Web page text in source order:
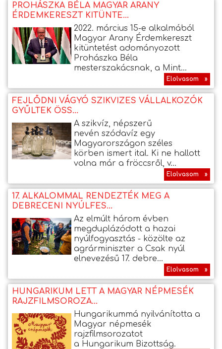
PROHÁSZKA BÉLA MAGYAR ARANY
ÉRDEMKERESZT KITÜNTE...
2022. március 15-e alkalmából
Magyar Arany Érdemkereszt
kitüntetést adományozott
Prohászka Béla
mesterszakácsnak, a Mint...
Elolvasom »
FEJLŐDNI VÁGYÓ SZIKVIZES VÁLLALKOZÓK
GYŰLTEK ÖSS...
A szikvíz, népszerű
nevén szódavíz egy
Magyarországon széles
körben ismert ital. Ki ne hallott
volna már a fröccsről, v...
Elolvasom »
17. ALKALOMMAL RENDEZTÉK MEG A
DEBRECENI NYÚLFES...
Az elmúlt három évben
megduplázódott a hazai
nyúlfogyasztás - közölte az
agrárminiszter a Csak nyúl
elnevezésű 17. debre...
Elolvasom »
HUNGARIKUM LETT A MAGYAR NÉPMESÉK
RAJZFILMSOROZA...
Hungarikummá nyilvánította a
Magyar népmesék
rajzfilmsorozatot
a Hungarikum Bizottság.